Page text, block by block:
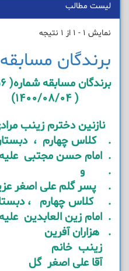
لیست مطالب
نمایش 1 - 1 از 1 نتیجه
برندگان مسابقه 456
برندگان مسابقه شماره( 456)
( 1400/08/04)
نازنین دخترم زینب
. کلاس چهارم ،
. امام حسن مجتبی علیه
. و
. پسر گلم علی اصغر
. کلاس چهارم ،
. امام زین العابدین
. هزاران آفرین
زینب خانم
آقا علی اصغر گل